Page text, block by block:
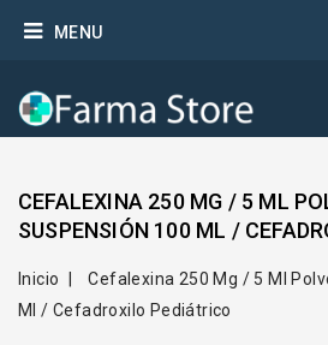
MENU
CEFALEXINA 250 MG / 5 ML
SUSPENSIÓN 100 ML /
Inicio
Cefalexina 250 Mg / 5 Ml
Ml / Cefadroxilo Pediátrico